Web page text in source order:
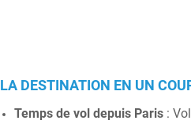
LA DESTINATION EN UN
Temps de vol depuis Paris: